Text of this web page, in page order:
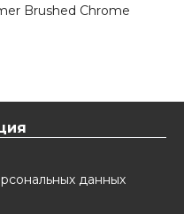
Brushed Chrome
данных